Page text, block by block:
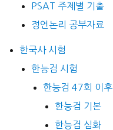
PSAT 주제별 기출
정언논리 공부자료
한국사 시험
한능검 시험
한능검 47회 이후
한능검 기본
한능검 심화